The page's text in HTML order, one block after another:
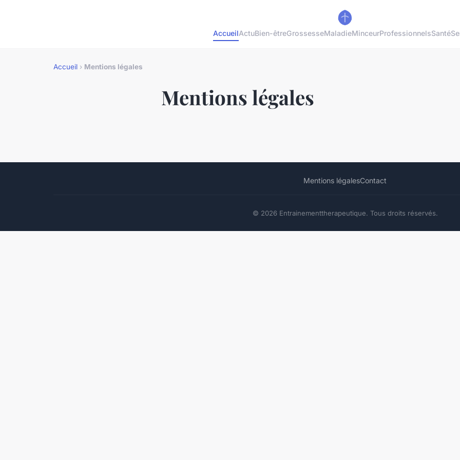
AccueilActuBien-êtreGrossesseMaladieMinceurProfessionnelsSanté
Accueil › Mentions légales
Mentions légales
Mentions légalesContact
© 2026 Entrainementtherapeutique. Tous droits réservés.